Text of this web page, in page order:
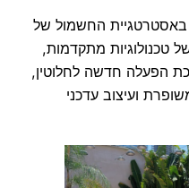
החשמול של
טכנולוגיות מתקדמות,
הפעלה חדשה לחלוטין,
ועיצוב עדכני